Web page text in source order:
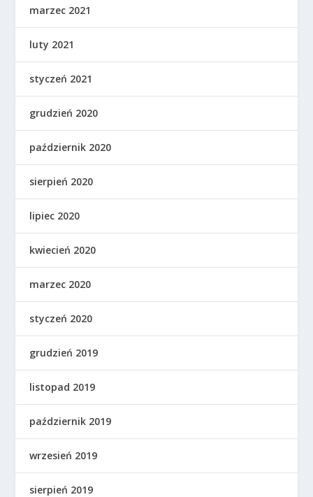
marzec 2021
luty 2021
styczeń 2021
grudzień 2020
październik 2020
sierpień 2020
lipiec 2020
kwiecień 2020
marzec 2020
styczeń 2020
grudzień 2019
listopad 2019
październik 2019
wrzesień 2019
sierpień 2019